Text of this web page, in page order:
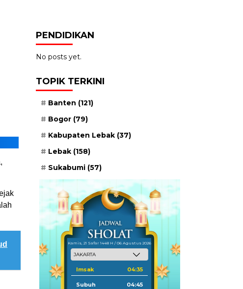
PENDIDIKAN
No posts yet.
TOPIK TERKINI
Banten (121)
Bogor (79)
Kabupaten Lebak (37)
Lebak (158)
Sukabumi (57)
Kamis, 21 Safar 1448 H / 06 Agustus 2026
Imsak 04:35
Subuh 04:45